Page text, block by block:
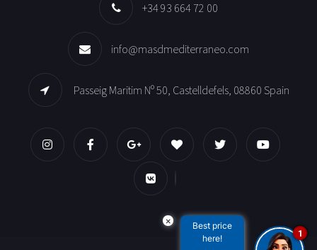
+34 93 664 72 00
info@masdmediterraneo.com
Passeig Maritim Nº 50, Castelldefels, 08860 Spain
×
Best price
here!
1